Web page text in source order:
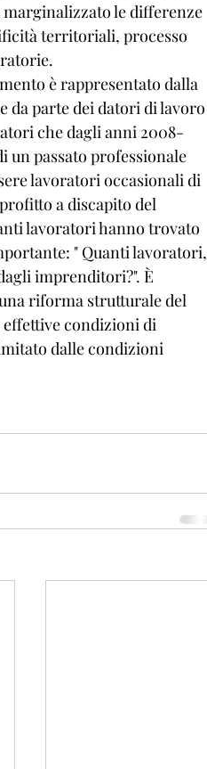
marginalizzato le differenze
territoriali, processo
è rappresentato dalla
da parte dei datori di lavoro
che dagli anni 2008-
un passato professionale
lavoratori occasionali di
a discapito del
lavoratori hanno trovato
" Quanti lavoratori,
imprenditori?". È
riforma strutturale del
condizioni di
dalle condizioni